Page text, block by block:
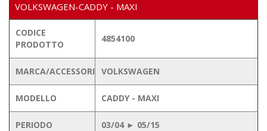
VOLKSWAGEN-CADDY - MAXI
CODICE
PRODOTTO
4854100
MARCA/ACCESSORI VOLKSWAGEN
MODELLO CADDY - MAXI
PERIODO 03/04 ► 05/15